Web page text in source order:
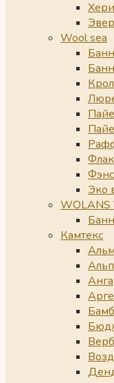
Wool sea
Эко
WOLANS
Камтекс